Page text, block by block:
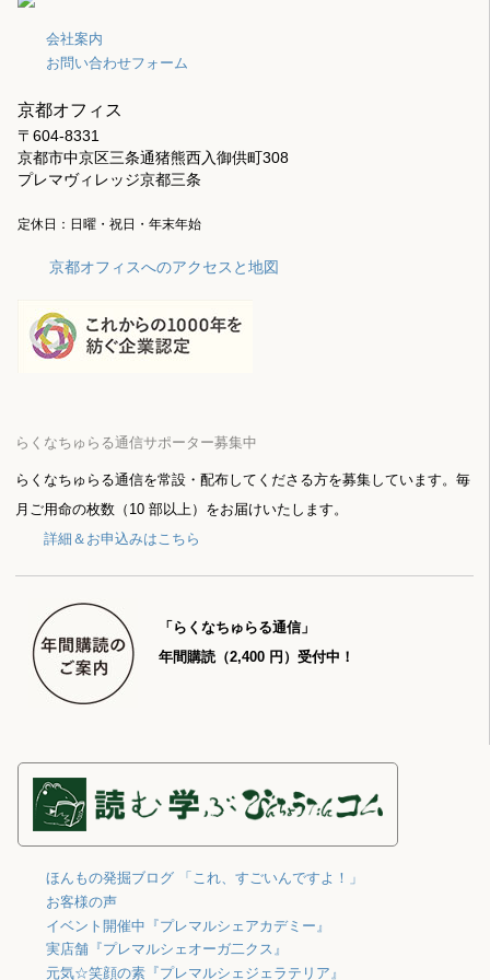
会社案内
お問い合わせフォーム
京都オフィス
〒604-8331
京都市中京区三条通猪熊西入御供町308
プレマヴィレッジ京都三条
定休日：日曜・祝日・年末年始
京都オフィスへのアクセスと地図
らくなちゅらる通信サポーター募集中
らくなちゅらる通信を常設・配布してくださる方を募集しています。毎
月ご用命の枚数（10 部以上）をお届けいたします。
詳細＆お申込みはこちら
「らくなちゅらる通信」
年間購読（2,400 円）受付中！
ほんもの発掘ブログ 「これ、すごいんですよ！」
お客様の声
イベント開催中『プレマルシェアカデミー』
実店舗『プレマルシェオーガ二クス』
元気☆笑顔の素『プレマルシェジェラテリア』